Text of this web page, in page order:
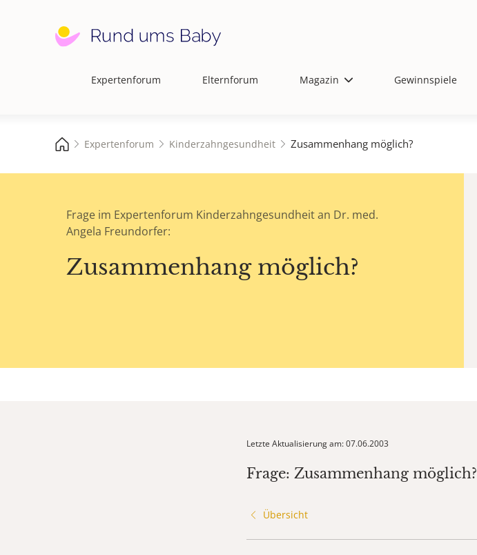
Hauptnavigation
Expertenforum Elternforum Magazin Gewinnspiele
Expertenforum Kinderzahngesundheit Zusammenhang möglich?
Frage im Expertenforum Kinderzahngesundheit an Dr. med.
Angela Freundorfer:
Zusammenhang möglich?
Letzte Aktualisierung am: 07.06.2003
Frage: Zusammenhang möglich?
Übersicht